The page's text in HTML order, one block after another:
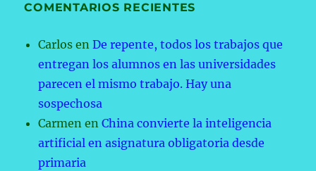
COMENTARIOS RECIENTES
Carlos enDe repente, todos los trabajos que
entregan los alumnos en las universidades
parecen el mismo trabajo. Hay una
sospechosa
Carmen enChina convierte la inteligencia
artificial en asignatura obligatoria desde
primaria